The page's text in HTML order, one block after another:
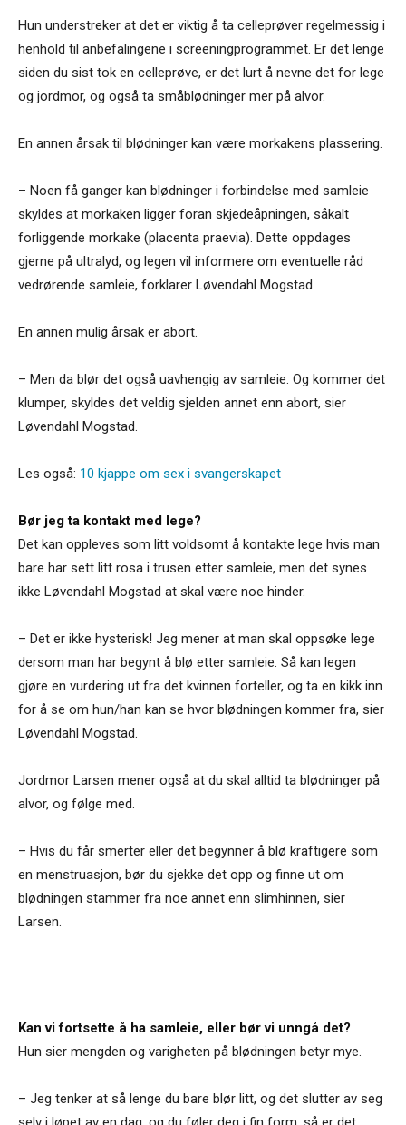
Hun understreker at det er viktig å ta celleprøver regelmessig i
henhold til anbefalingene i screeningprogrammet. Er det lenge
siden du sist tok en celleprøve, er det lurt å nevne det for lege
og jordmor, og også ta småblødninger mer på alvor.
En annen årsak til blødninger kan være morkakens plassering.
– Noen få ganger kan blødninger i forbindelse med samleie
skyldes at morkaken ligger foran skjedeåpningen, såkalt
forliggende morkake (placenta praevia). Dette oppdages
gjerne på ultralyd, og legen vil informere om eventuelle råd
vedrørende samleie, forklarer Løvendahl Mogstad.
En annen mulig årsak er abort.
– Men da blør det også uavhengig av samleie. Og kommer det
klumper, skyldes det veldig sjelden annet enn abort, sier
Løvendahl Mogstad.
Les også: 10 kjappe om sex i svangerskapet
Bør jeg ta kontakt med lege?
Det kan oppleves som litt voldsomt å kontakte lege hvis man
bare har sett litt rosa i trusen etter samleie, men det synes
ikke Løvendahl Mogstad at skal være noe hinder.
– Det er ikke hysterisk! Jeg mener at man skal oppsøke lege
dersom man har begynt å blø etter samleie. Så kan legen
gjøre en vurdering ut fra det kvinnen forteller, og ta en kikk inn
for å se om hun/han kan se hvor blødningen kommer fra, sier
Løvendahl Mogstad.
Jordmor Larsen mener også at du skal alltid ta blødninger på
alvor, og følge med.
– Hvis du får smerter eller det begynner å blø kraftigere som
en menstruasjon, bør du sjekke det opp og finne ut om
blødningen stammer fra noe annet enn slimhinnen, sier
Larsen.
Kan vi fortsette å ha samleie, eller bør vi unngå det?
Hun sier mengden og varigheten på blødningen betyr mye.
– Jeg tenker at så lenge du bare blør litt, og det slutter av seg